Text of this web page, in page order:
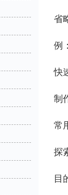
省
例
快
制
常
探
目